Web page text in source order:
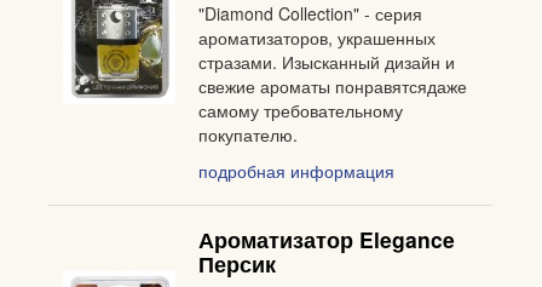
"Diamond Collection" - серия
ароматизаторов, украшенных
стразами. Изысканный дизайн и
свежие ароматы понравятсядаже
самому требовательному
покупателю.
подробная информация
Ароматизатор Elegance
Персик